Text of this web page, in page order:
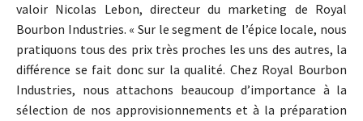
valoir Nicolas Lebon, directeur du marketing de Royal
Bourbon Industries. « Sur le segment de l’épice locale, nous
pratiquons tous des prix très proches les uns des autres, la
différence se fait donc sur la qualité. Chez Royal Bourbon
Industries, nous attachons beaucoup d’importance à la
sélection de nos approvisionnements et à la préparation